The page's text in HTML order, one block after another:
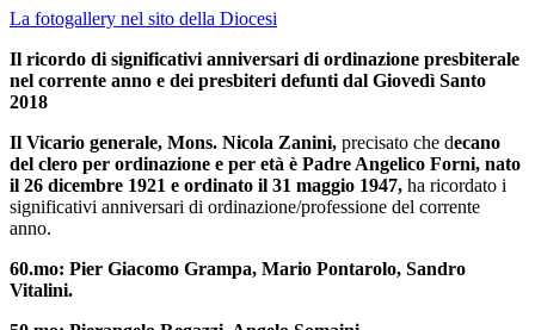
La fotogallery nel sito della Diocesi
Il ricordo di significativi anniversari di ordinazione presbiterale
nel corrente anno e dei presbiteri defunti dal Giovedì Santo
2018
Il Vicario generale, Mons. Nicola Zanini, precisato che decano
del clero per ordinazione e per età è Padre Angelico Forni, nato
il 26 dicembre 1921 e ordinato il 31 maggio 1947, ha ricordato i
significativi anniversari di ordinazione/professione del corrente
anno.
60.mo: Pier Giacomo Grampa, Mario Pontarolo, Sandro
Vitalini.